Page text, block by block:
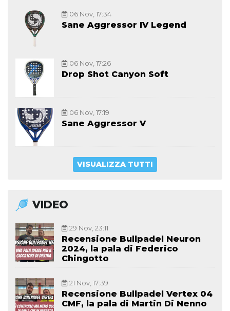
06 Nov, 17:34
Sane Aggressor IV Legend
06 Nov, 17:26
Drop Shot Canyon Soft
06 Nov, 17:19
Sane Aggressor V
VISUALIZZA TUTTI
VIDEO
29 Nov, 23:11
Recensione Bullpadel Neuron
2024, la pala di Federico
Chingotto
21 Nov, 17:39
Recensione Bullpadel Vertex 04
CMF, la pala di Martin Di Nenno